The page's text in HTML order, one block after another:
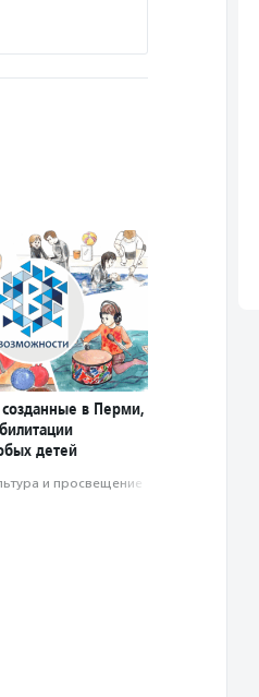
в Перми,
детей
и просвещение